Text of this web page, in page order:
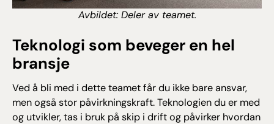
Avbildet: Deler av teamet.
Teknologi som beveger en hel
bransje
Ved å bli med i dette teamet får du ikke bare ansvar,
men også stor påvirkningskraft. Teknologien du er med
og utvikler, tas i bruk på skip i drift og påvirker hvordan